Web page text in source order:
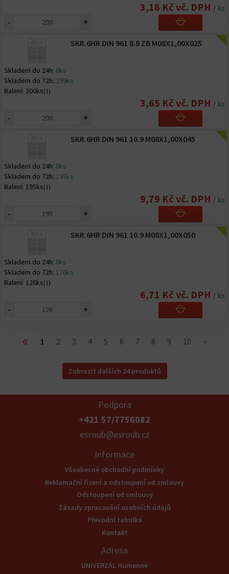
3,18 Kč vč. DPH / ks
- +
SKR.6HR DIN 961 8.8 ZB M08X1,00X025
Skladem do 24h: 0ks
Skladem do 72h: 299ks
Balení: 200ks(1)
3,65 Kč vč. DPH / ks
- +
SKR.6HR DIN 961 10.9 M08X1,00X045
Skladem do 24h: 0ks
Skladem do 72h: 195ks
Balení: 195ks(1)
9,79 Kč vč. DPH / ks
- +
SKR.6HR DIN 961 10.9 M08X1,00X050
Skladem do 24h: 0ks
Skladem do 72h: 126ks
Balení: 126ks(1)
6,71 Kč vč. DPH / ks
- +
« 1 2 3 4 5 6 7 8 9 10 »
Zobrazit dalších 24 produktů
Podpora
+421 57/7756082
esroub@esroub.cz
Informace
Všeobecné obchodní podmínky
Reklamační řízení a odstoupení od smlouvy
Odstoupení od smlouvy
Zásady zpracování osobních údajů
Převodní tabulka
Kontakt
Adresa
UNIVERZÁL Humenné